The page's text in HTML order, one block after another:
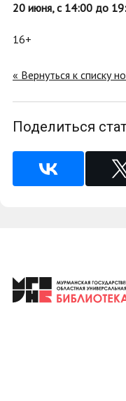
20 июня, с 14:00 до
16+
« Вернуться к списку
Поделиться